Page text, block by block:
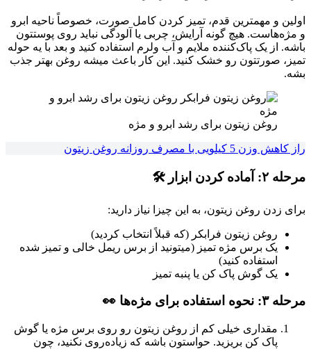
اولین و مهمترین قدم، تمیز کردن کامل صورت، خصوصاً ناحیه ابرو
و مژه‌هاست. هیچ گونه آرایش، چربی یا آلودگی نباید روی پوستتون
باشه. از یک پاک‌کننده ملایم و آب ولرم استفاده کنید و بعد با یه حوله
تمیز، صورتتون رو خشک کنید. این کار باعث میشه روغن بهتر جذب
بشه.
روغن زیتون برای رشد ابرو و مژه
راز کاهش وزن 5 کیلویی با مصرف روزانه روغن زیتون
مرحله ۲: آماده کردن ابزار 🛠️
برای زدن روغن زیتون، به این چیزا نیاز دارید:
روغن زیتون فرابکر (که قبلاً انتخاب کردید)
یک برس مژه تمیز (میتونید از برس ریمل خالی و تمیز شده
استفاده کنید)
یک گوش پاک کن یا پنبه تمیز
مرحله ۳: نحوه استفاده برای مژه‌ها 👀
مقداری خیلی کم از روغن زیتون رو روی برس مژه یا گوش
پاک کن بریزید. حواستون باشه که زیاده‌روی نکنید، چون